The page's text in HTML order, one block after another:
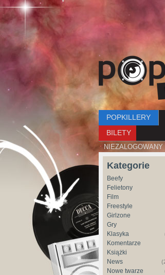
Menu główne
POPKILLERY
BILETY
NIEZALOGOWANY |
Kategorie
Beefy
Felietony
Film
Freestyle
Girlzone
Gry
Klasyka
Komentarze
Książki
News
Nowe twarze